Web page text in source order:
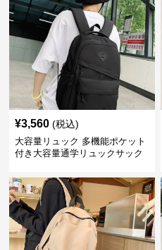
¥3,560 (税込)
大容量リュック 多機能ポケット
付き大容量通学リュックサック